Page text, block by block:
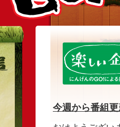
今週から番組